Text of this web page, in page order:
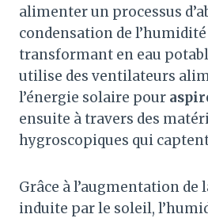
alimenter un processus
condensation de
transformant en eau
utilise des ventilateurs
l’énergie solaire pour
ensuite à travers des
hygroscopiques qui
Grâce à l’augmentation de
induite par le soleil,